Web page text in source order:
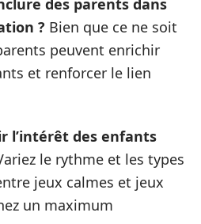
? Bien que ce ne soit
peuvent enrichir
et renforcer le lien
l’intérêt des enfants
le rythme et les types
jeux calmes et jeux
un maximum